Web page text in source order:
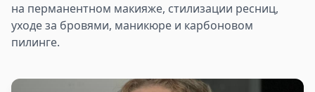
на перманентном макияже, стилизации ресниц,
уходе за бровями, маникюре и карбоновом
пилинге.